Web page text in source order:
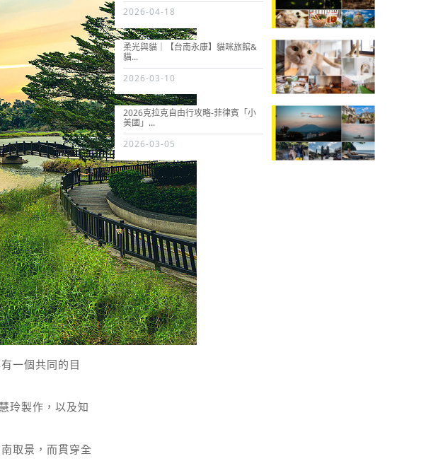
一個共同的目
玲製作，以及知
取景，而貫穿全
2026-04-18
柔光與貓｜【台南永康】貓咪旅館&
貓...
2026-03-10
2026克拉克自由行攻略-菲律賓「小
美國」...
2026-03-05